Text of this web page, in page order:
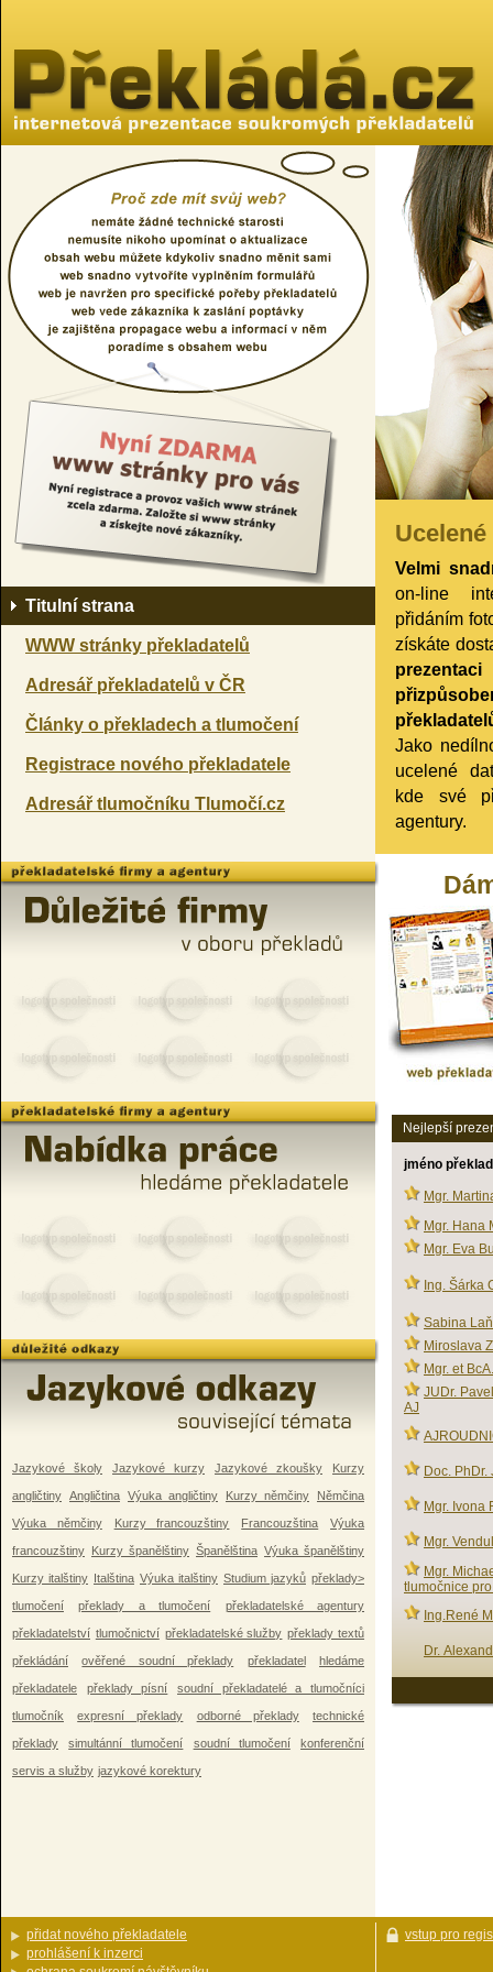
Velmi
on-line
přidáním
získáte
Jako
ucelené
kde své
agentury.
Nejlepší
jméno
Mgr.
Mgr. Hana
Mgr. Eva
Ing. Šárka
Sabina
Miroslava
Mgr. et
JUDr.
AJ
Doc.
Mgr. Ivona
Mgr.
Mgr.
tlumočnice
Ing.René
Dr.
Titulní strana
WWW stránky překladatelů
Adresář překladatelů v ČR
Články o překladech a tlumočení
Registrace nového překladatele
Adresář tlumočníku Tlumočí.cz
Jazykové školy Jazykové kurzy Jazykové zkoušky Kurzy
angličtiny Angličtina Výuka angličtiny Kurzy němčiny Němčina
Výuka němčiny Kurzy francouzštiny Francouzština Výuka
francouzštiny Kurzy španělštiny Španělština Výuka španělštiny
Kurzy italštiny Italština Výuka italštiny Studium jazyků překlady>
tlumočení překlady a tlumočení překladatelské agentury
překladatelství tlumočnictví překladatelské služby překlady textů
překládání ověřené soudní překlady překladatel hledáme
překladatele překlady písní soudní překladatelé a tlumočníci
tlumočník expresní překlady odborné překlady technické
překlady simultánní tlumočení soudní tlumočení konferenční
servis a služby jazykové korektury
přidat nového překladatele
prohlášení k inzerci
vstup pro